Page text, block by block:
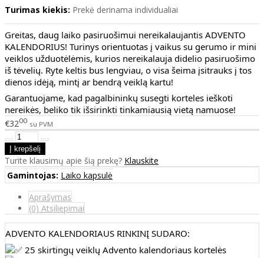
Turimas kiekis: Prekė derinama individualiai
Greitas, daug laiko pasiruošimui nereikalaujantis ADVENTO
KALENDORIUS! Turinys orientuotas į vaikus su gerumo ir mini
veiklos užduotėlėmis, kurios nereikalauja didelio pasiruošimo
iš tėvelių. Ryte keltis bus lengviau, o visa šeima įsitrauks į tos
dienos idėją, mintį ar bendrą veiklą kartu!
Garantuojame, kad pagalbininkų susegti korteles ieškoti
nereikės, beliko tik išsirinkti tinkamiausią vietą namuose!
€3200 su PVM
Turite klausimų apie šią prekę? Klauskite
Gamintojas: Laiko kapsulė
Aprašymas
(0) Atsiliepimai
ADVENTO KALENDORIAUS RINKINĮ SUDARO:
25 skirtingų veiklų Advento kalendoriaus kortelės